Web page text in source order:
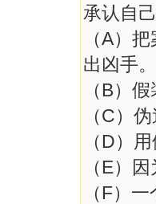
承认自
（A）
出凶手。
（B）
（C）
（D）
（E）
（F）